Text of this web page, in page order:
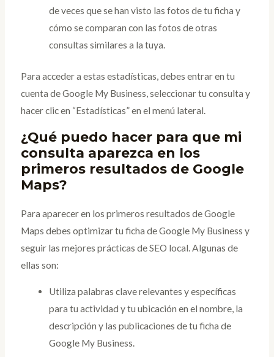
de veces que se han visto las fotos de tu ficha y
cómo se comparan con las fotos de otras
consultas similares a la tuya.
Para acceder a estas estadísticas, debes entrar en tu
cuenta de Google My Business, seleccionar tu consulta y
hacer clic en “Estadísticas” en el menú lateral.
¿Qué puedo hacer para que mi
consulta aparezca en los
primeros resultados de Google
Maps?
Para aparecer en los primeros resultados de Google
Maps debes optimizar tu ficha de Google My Business y
seguir las mejores prácticas de SEO local. Algunas de
ellas son:
Utiliza palabras clave relevantes y específicas
para tu actividad y tu ubicación en el nombre, la
descripción y las publicaciones de tu ficha de
Google My Business.